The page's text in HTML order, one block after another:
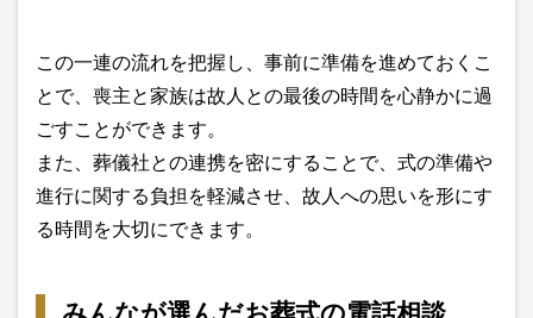
この一連の流れを把握し、事前に準備を進めておくこ
とで、喪主と家族は故人との最後の時間を心静かに過
ごすことができます。
また、葬儀社との連携を密にすることで、式の準備や
進行に関する負担を軽減させ、故人への思いを形にす
る時間を大切にできます。